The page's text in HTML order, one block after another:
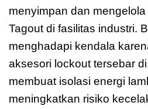
menyimpan dan
Tagout di fasilitas industri.
menghadapi kendala
aksesori lockout tersebar
membuat isolasi energi
meningkatkan risiko